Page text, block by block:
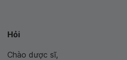
Hỏi
Chào dược sĩ,